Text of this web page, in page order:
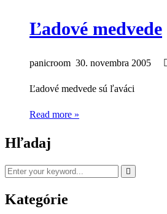
Ľadové medvede
panicroom 30. novembra 2005
Ľadové medvede sú ľaváci
Read more »
Hľadaj
Kategórie